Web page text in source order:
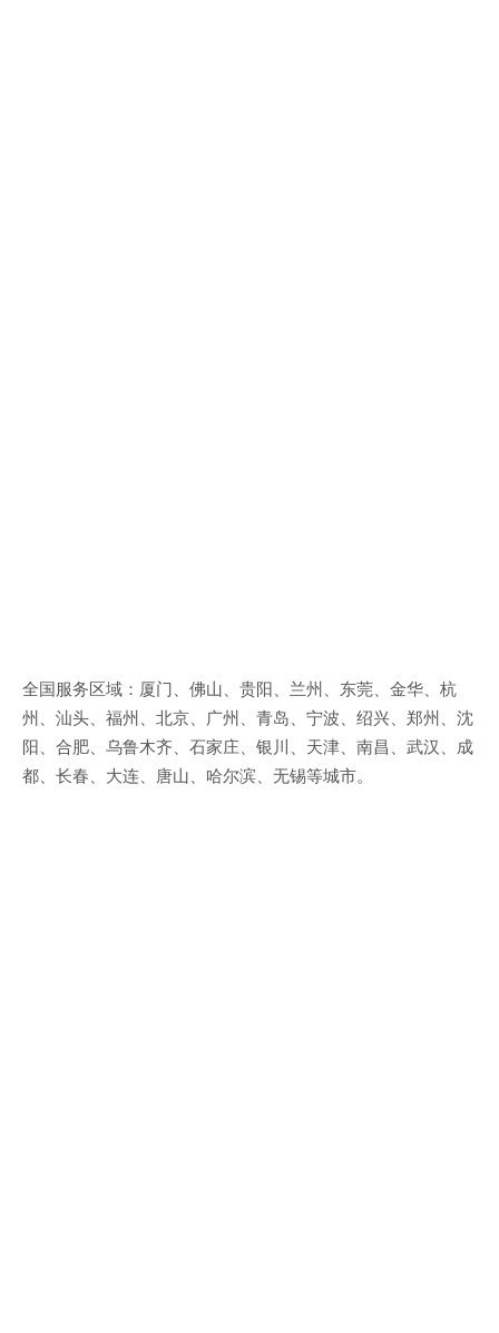
全国服务区域：厦门、佛山、贵阳、兰州、东莞、金华、杭
州、汕头、福州、北京、广州、青岛、宁波、绍兴、郑州、沈
阳、合肥、乌鲁木齐、石家庄、银川、天津、南昌、武汉、成
都、长春、大连、唐山、哈尔滨、无锡等城市。